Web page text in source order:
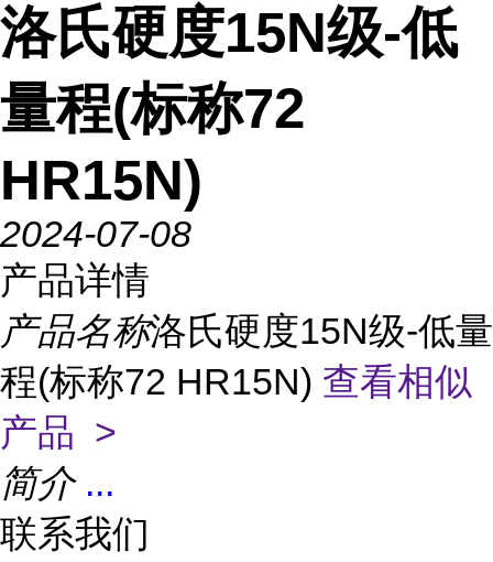
洛氏硬度15N级-低
量程(标称72
HR15N)
2024-07-08
产品详情
产品名称洛氏硬度15N级-低量
程(标称72 HR15N) 查看相似
产品 >
简介 ...
联系我们